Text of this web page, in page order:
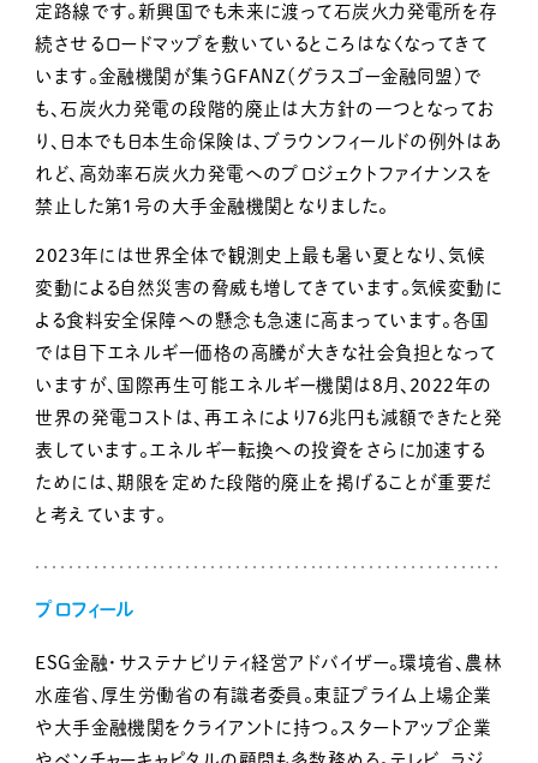
定路線です。新興国でも未来に渡って石炭火力発電所を存
続させるロードマップを敷いているところはなくなってきて
います。金融機関が集うGFANZ（グラスゴー金融同盟）で
も、石炭火力発電の段階的廃止は大方針の一つとなってお
り、日本でも日本生命保険は、ブラウンフィールドの例外はあ
れど、高効率石炭火力発電へのプロジェクトファイナンスを
禁止した第１号の大手金融機関となりました。
2023年には世界全体で観測史上最も暑い夏となり、気候
変動による自然災害の脅威も増してきています。気候変動に
よる食料安全保障への懸念も急速に高まっています。各国
では目下エネルギー価格の高騰が大きな社会負担となって
いますが、国際再生可能エネルギー機関は8月、2022年の
世界の発電コストは、再エネにより76兆円も減額できたと発
表しています。エネルギー転換への投資をさらに加速する
ためには、期限を定めた段階的廃止を掲げることが重要だ
と考えています。
プロフィール
ESG金融・サステナビリティ経営アドバイザー。環境省、農林
水産省、厚生労働省の有識者委員。東証プライム上場企業
や大手金融機関をクライアントに持つ。スタートアップ企業